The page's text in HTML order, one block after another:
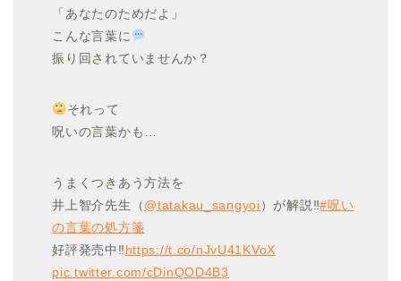
「あなたのためだよ」
こんな言葉に
振り回されていませんか？
それって
呪いの言葉かも…
うまくつきあう方法を
井上智介先生（@tatakau_sangyoi）が解説‼#呪い
の言葉の処方箋
好評発売中‼https://t.co/nJvU41KVoX
pic.twitter.com/cDinQOD4B3